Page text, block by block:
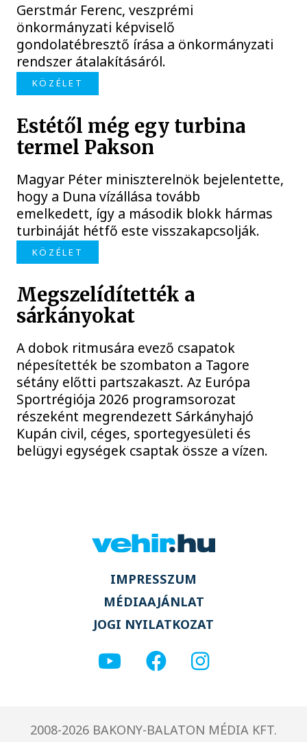
Gerstmár Ferenc, veszprémi
önkormányzati képviselő
gondolatébresztő írása a önkormányzati
rendszer átalakításáról.
KÖZÉLET
Estétől még egy turbina
termel Pakson
Magyar Péter miniszterelnök bejelentette,
hogy a Duna vízállása tovább
emelkedett, így a második blokk hármas
turbináját hétfő este visszakapcsolják.
KÖZÉLET
Megszelídítették a
sárkányokat
A dobok ritmusára evező csapatok
népesítették be szombaton a Tagore
sétány előtti partszakaszt. Az Európa
Sportrégiója 2026 programsorozat
részeként megrendezett Sárkányhajó
Kupán civil, céges, sportegyesületi és
belügyi egységek csaptak össze a vízen.
IMPRESSZUM
MÉDIAAJÁNLAT
JOGI NYILATKOZAT
2008-2026 BAKONY-BALATON MÉDIA KFT.